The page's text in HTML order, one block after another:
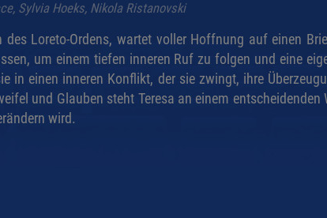
Sylvia Hoeks, Nikola Ristanovski
des Loreto-Ordens, wartet voller Hoffnung auf einen
um einem tiefen inneren Ruf zu folgen und eine
in einen inneren Konflikt, der sie zwingt, ihre
und Glauben steht Teresa an einem
wird.